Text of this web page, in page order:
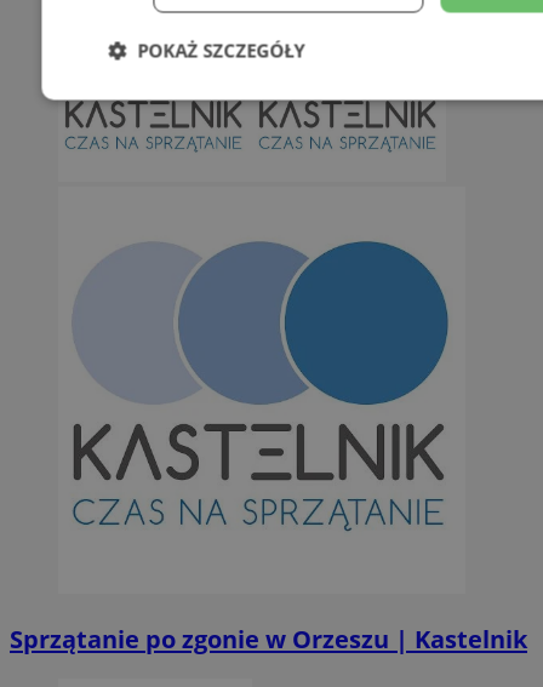
Sprzątanie po zgonie w Orzeszu | Kastelnik
POKAŻ SZCZEGÓŁY
Niezbędne Wydajność
Niezbędne Wydajność
takich jak logowanie użytkownika i zarządzanie kontem. Bez
można prawidłowo korzystać ze strony internetowej.
Nazwa
Domena